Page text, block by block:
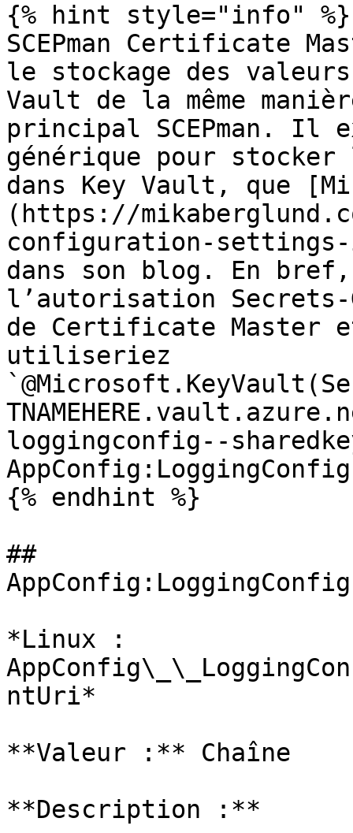
{% hint style="info" %}
SCEPman Certificate
le stockage des
Vault de la même
principal SCEPman. Il
générique pour stocker
dans Key Vault, que
(https://
configuration-
dans son blog. En
l’autorisation
de Certificate Master
utiliseriez
loggingconfig--
{% endhint %}
##
*Linux :
ntUri*
**Valeur :** Chaîne
**Description :**